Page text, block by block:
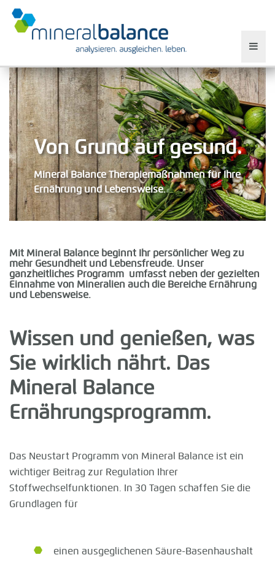
Von Grund auf gesund.
Mineral Balance Therapiemaßnahmen für Ihre
Ernährung und Lebensweise.
Mit Mineral Balance beginnt Ihr persönlicher Weg zu
mehr Gesundheit und Lebensfreude. Unser
ganzheitliches Programm umfasst neben der gezielten
Einnahme von Mineralien auch die Bereiche Ernährung
und Lebensweise.
Wissen und genießen, was
Sie wirklich nährt. Das
Mineral Balance
Ernährungsprogramm.
Das Neustart Programm von Mineral Balance ist ein
wichtiger Beitrag zur Regulation Ihrer
Stoffwechselfunktionen. In 30 Tagen schaffen Sie die
Grundlagen für
einen ausgeglichenen Säure-Basenhaushalt